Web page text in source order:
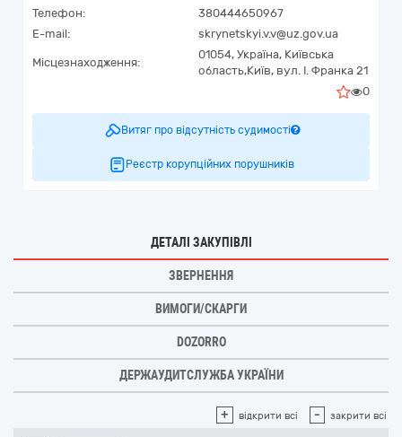
Телефон:
380444650967
E-mail:
skrynetskyi.v.v@uz.gov.ua
Місцезнаходження:
01054, Україна, Київська
область,Київ, вул. І. Франка 21
0
Витяг про відсутність судимості
Реєстр корупційних порушників
ДЕТАЛІ ЗАКУПІВЛІ
ЗВЕРНЕННЯ
ВИМОГИ/СКАРГИ
DOZORRO
ДЕРЖАУДИТСЛУЖБА УКРАЇНИ
+ відкрити всі - закрити всі